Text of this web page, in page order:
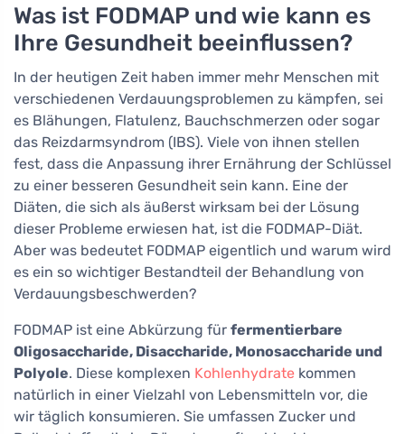
Was ist FODMAP und wie kann es
Ihre Gesundheit beeinflussen?
In der heutigen Zeit haben immer mehr Menschen mit
verschiedenen Verdauungsproblemen zu kämpfen, sei
es Blähungen, Flatulenz, Bauchschmerzen oder sogar
das Reizdarmsyndrom (IBS). Viele von ihnen stellen
fest, dass die Anpassung ihrer Ernährung der Schlüssel
zu einer besseren Gesundheit sein kann. Eine der
Diäten, die sich als äußerst wirksam bei der Lösung
dieser Probleme erwiesen hat, ist die FODMAP-Diät.
Aber was bedeutet FODMAP eigentlich und warum wird
es ein so wichtiger Bestandteil der Behandlung von
Verdauungsbeschwerden?
FODMAP ist eine Abkürzung für fermentierbare
Oligosaccharide, Disaccharide, Monosaccharide und
Polyole. Diese komplexen Kohlenhydrate kommen
natürlich in einer Vielzahl von Lebensmitteln vor, die
wir täglich konsumieren. Sie umfassen Zucker und